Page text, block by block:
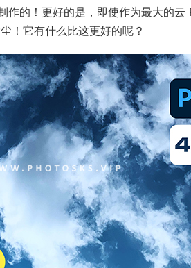
作的！更好的是，即使作为最大的
！它有什么比这更好的呢？